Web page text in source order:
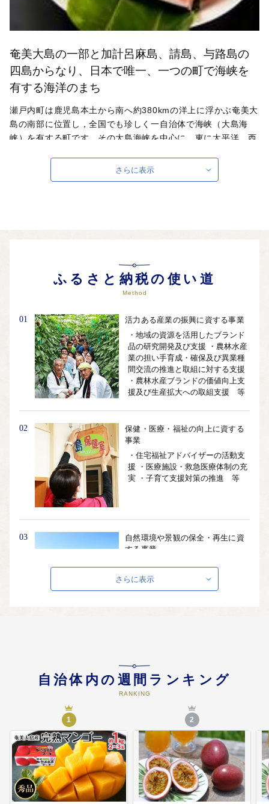
奄美大島の一部と加計呂麻島、請島、与路島の
四島からなり、日本で唯一、一つの町で海峡を
有する海洋のまち
瀬戸内町は鹿児島本土から南へ約380kmの洋上に浮かぶ奄美大
島の南部に位置し，全国でも珍しく一自治体で海峡（大島海
峡）を有する町です。その大島海峡を中心に，東に太平洋，西
をほこり，鮮やかなサンゴ礁や色とりどりの熱帯魚を数多く見
ることができます。また，島唄や諸鈍シバヤ（国指定重要無形
さらに表示
ふるさと納税の使い道
Method
01
活力ある産業の振興に資する事業
・地域の資源を活用したブランド
品の研究開発及び支援 ・農林水産
業の担い手育成・確保及び異業種
間交流の推進と取組に対する支援
・農林水産ブランドの価値向上支
援及び生産拡大への取組支援 等
02
保健・医療・福祉の向上に資する
事業
・住宅福祉アドバイザーの活動支
援 ・医療施設・救急医療体制の充
実 ・子育て支援対策の推進 等
03
自然環境や景観の保全・再生に資
する事業
全に対する支援 ・世界自然遺産登
録に関する広報・啓発活動に対す
・情報通信環境整備の促進並びに
地域間格差の解消及び啓発支援 ・
団塊世代やU・Iターン者等対策と
しての住宅環境整備支援 等
05
教育・文化を育み、観光交流を推
進する事業
・古仁屋高校留学制度の支援 ・青
少年の健全育成と教育環境の整備
さらに表示
自治体内の週間ランキング
RANKING
1 2